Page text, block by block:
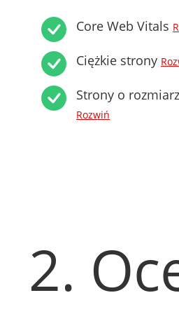
Core Web Vitals
Ciężkie strony
Strony o
Rozwiń
2.